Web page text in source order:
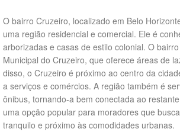
O bairro Cruzeiro, localizado em Belo
uma região residencial e comercial. Ele é
arborizadas e casas de estilo colonial. O
Municipal do Cruzeiro, que oferece áreas de
disso, o Cruzeiro é próximo ao centro da
a serviços e comércios. A região também é
ônibus, tornando-a bem conectada ao
uma opção popular para moradores que
tranquilo e próximo às comodidades urbanas.